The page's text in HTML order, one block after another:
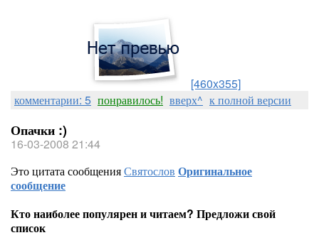
[460x355]
комментарии: 5 понравилось! вверх^ к полной версии
Опачки :)
16-03-2008 21:44
Это цитата сообщенияСвятослов Оригинальное
сообщение
Кто наиболее популярен и читаем? Предложи свой
список